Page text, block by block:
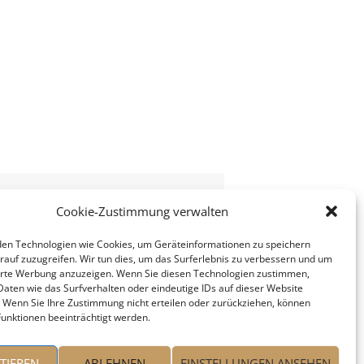
Cookie-Zustimmung verwalten
Technologien wie Cookies, um Geräteinformationen zu speichern
zuzugreifen. Wir tun dies, um das Surferlebnis zu verbessern und um
Werbung anzuzeigen. Wenn Sie diesen Technologien zustimmen,
wie das Surfverhalten oder eindeutige IDs auf dieser Website
Sie Ihre Zustimmung nicht erteilen oder zurückziehen, können
beeinträchtigt werden.